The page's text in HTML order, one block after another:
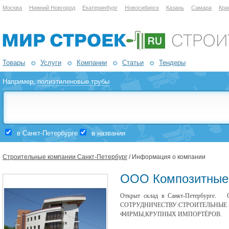
Москва Нижний Новгород Екатеринбург Новосибирск Казань Самара
Товары Услуги Компании Статьи Тендеры
Например,полиэтиленовые трубы
в Санкт-Петербурге в названии
Строительные компании Санкт-Петербург / Информация о компании
ООО Композитные
Открыт склад в Санкт-
ФИРМЫ,КРУПНЫХ ИМПОРТЁРОВ.